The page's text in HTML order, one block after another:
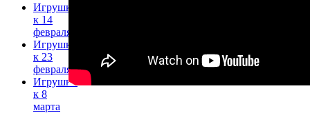
Игрушки
к 14
февраля
Игрушки
к 23
февраля
Игрушки
к 8
марта